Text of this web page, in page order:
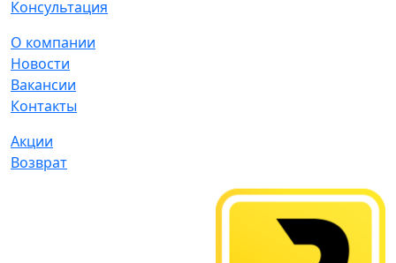
Консультация
О компании
Новости
Вакансии
Контакты
Акции
Возврат